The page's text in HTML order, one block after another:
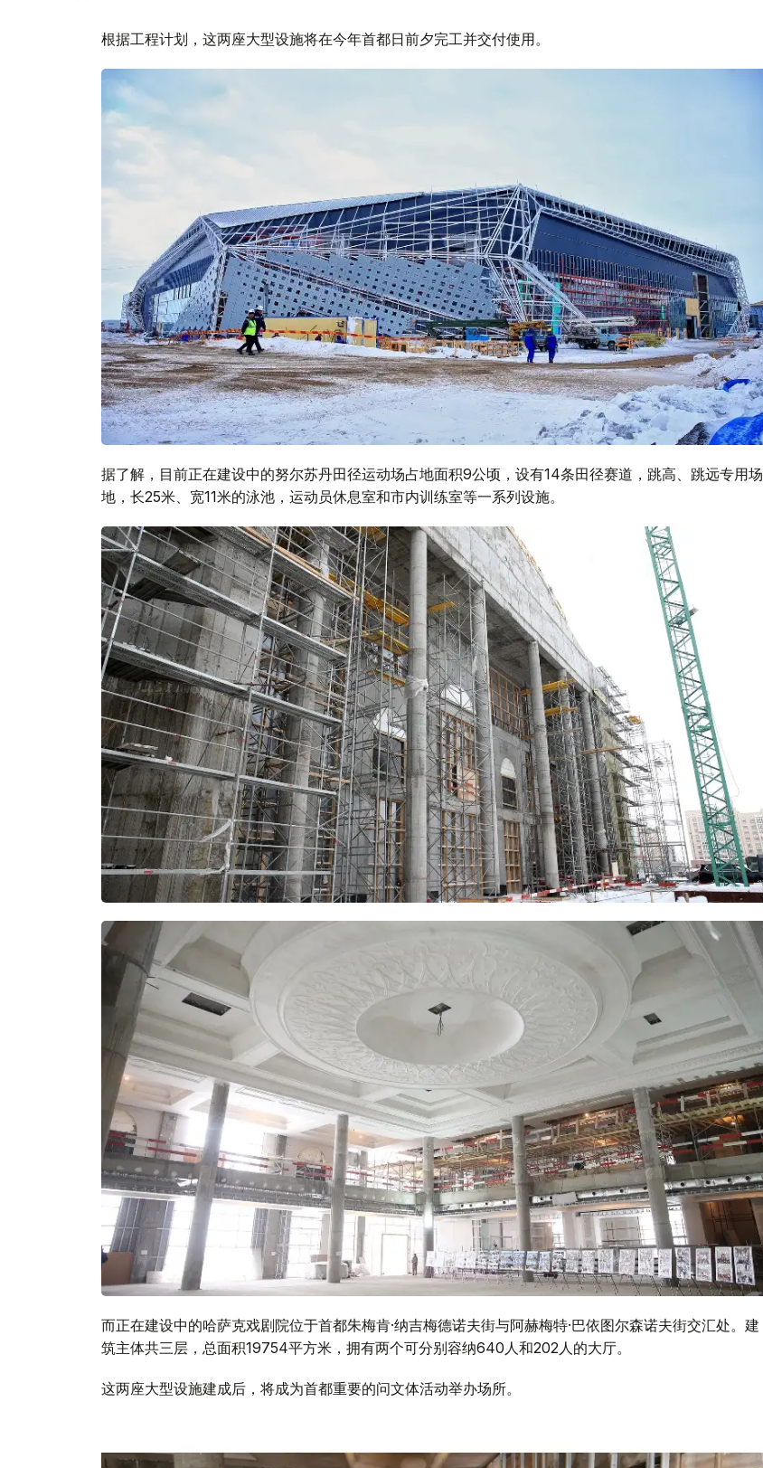
根据工程计划，这两座大型设施将在今年首都日前夕完工并交付使用。
据了解，目前正在建设中的努尔苏丹田径运动场占地面积9公顷，设有14条田径赛道，跳高、跳远专用场
地，长25米、宽11米的泳池，运动员休息室和市内训练室等一系列设施。
而正在建设中的哈萨克戏剧院位于首都朱梅肯·纳吉梅德诺夫街与阿赫梅特·巴依图尔森诺夫街交汇处。建
筑主体共三层，总面积19754平方米，拥有两个可分别容纳640人和202人的大厅。
这两座大型设施建成后，将成为首都重要的问文体活动举办场所。